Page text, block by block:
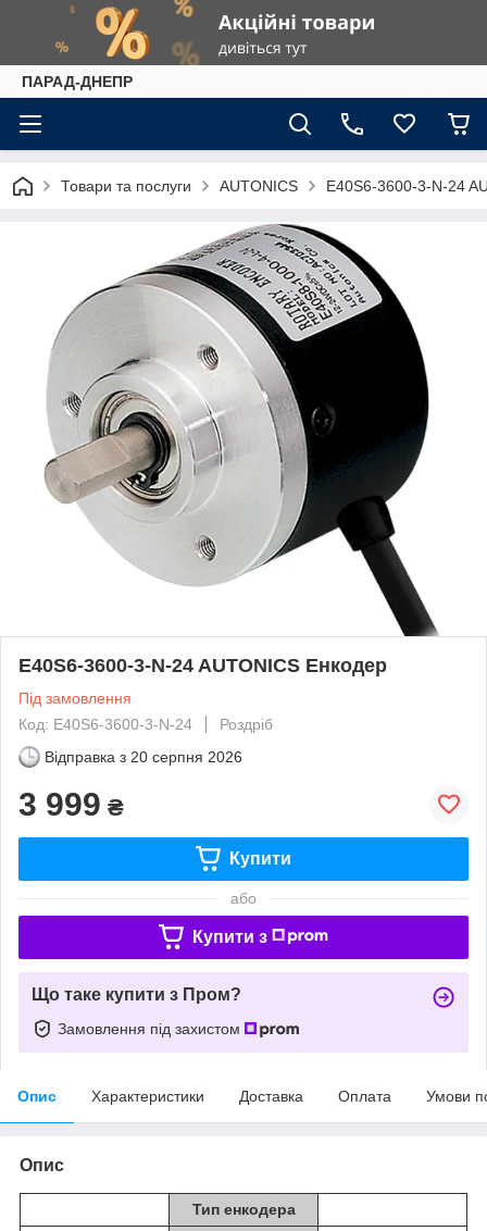
ПАРАД-ДНЕПР
Товари та послуги AUTONICS E40S6-3600-3-N-24
E40S6-3600-3-N-24 AUTONICS Енкодер
Під замовлення
Код: E40S6-3600-3-N-24
Роздріб
Відправка з 20 серпня 2026
3 999 ₴
Купити
або
Купити з
Що таке купити з Пром?
Замовлення під захистом
Опис Характеристики Доставка Оплата Умови
Опис
Тип енкодера